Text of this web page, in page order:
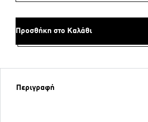
Προσθήκη στο Καλάθι
Περιγραφή